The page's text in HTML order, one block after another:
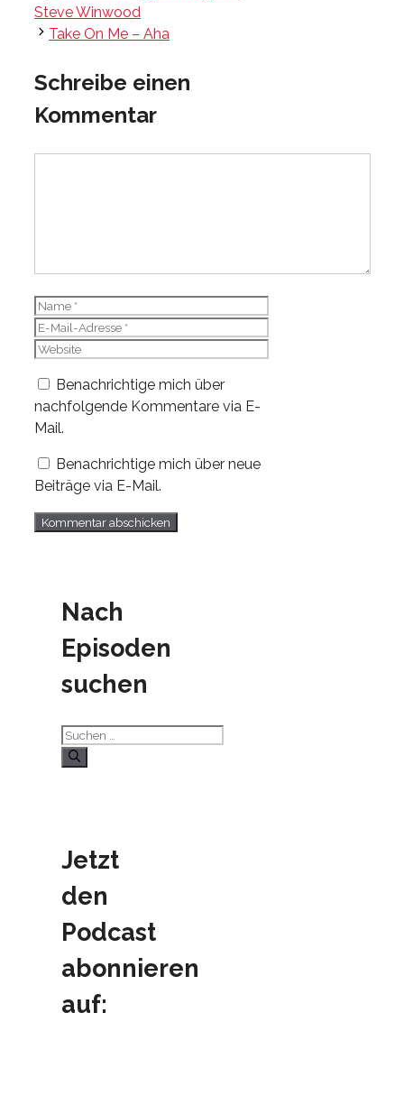
Steve Winwood
Take On Me – Aha
Schreibe einen
Kommentar
Name
E-
Mail-
Website
Benachrichtige mich über
nachfolgende Kommentare via E-
Mail.
Benachrichtige mich über neue
Beiträge via E-Mail.
Nach
Episoden
suchen
Suchen
nach:
Jetzt
den
Podcast
abonnieren
auf: